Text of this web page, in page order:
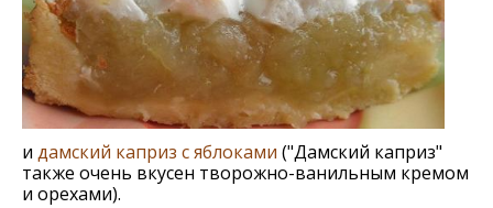
и дамский каприз с яблоками ("Дамский каприз"
также очень вкусен творожно-ванильным кремом
и орехами).